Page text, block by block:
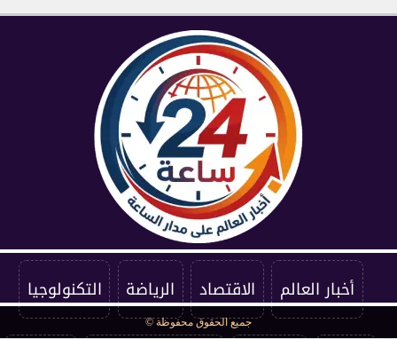
أخبار العالم الاقتصاد الرياضة التكنولوجيا
جميع الحقوق محفوظة ©